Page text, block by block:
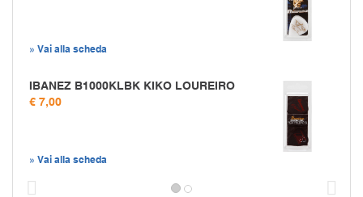
» Vai alla scheda
IBANEZ B1000KLBK KIKO LOUREIRO
€ 7,00
» Vai alla scheda